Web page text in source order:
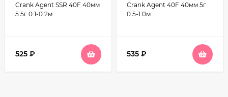
Crank Agent SSR 40F 40мм
5.5г 0.1-0.2м
525 ₽
Crank Agent 40F 40мм 5г
0.5-1.0м
535 ₽